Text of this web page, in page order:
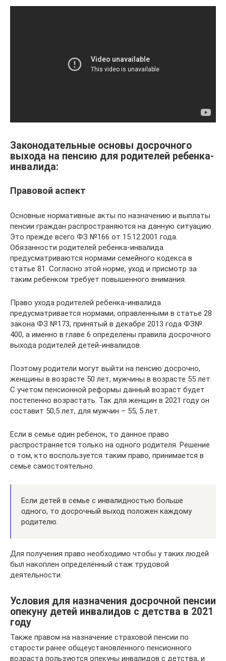
Законодательные основы досрочного
выхода на пенсию для родителей ребенка-
инвалида:
Правовой аспект
Основные нормативные акты по назначению и выплаты
пенсии граждан распространяются на данную ситуацию.
Это прежде всего ФЗ №166 от 15.12.2001 года.
Обязанности родителей ребенка-инвалида
предусматриваются нормами семейного кодекса в
статье 81. Согласно этой норме, уход и присмотр за
таким ребенком требует повышенного внимания.
Право ухода родителей ребенка-инвалида
предусматривается нормами, оправленными в статье 28
закона ФЗ №173, принятый в декабре 2013 года ФЗ№
400, а именно в главе 6 определены правила досрочного
выхода родителей детей-инвалидов.
Поэтому родители могут выйти на пенсию досрочно,
женщины в возрасте 50 лет, мужчины в возрасте 55 лет.
С учетом пенсионной реформы данный возраст будет
постепенно возрастать. Так для женщин в 2021 году он
составит 50,5 лет, для мужчин – 55, 5 лет.
Если в семье один ребенок, то данное право
распространяется только на одного родителя. Решение
о том, кто воспользуется таким право, принимается в
семье самостоятельно.
Если детей в семье с инвалидностью больше
одного, то досрочный выход положен каждому
родителю.
Для получения право необходимо чтобы у таких людей
был накоплен определённый стаж трудовой
деятельности.
Условия для назначения досрочной пенсии
опекуну детей инвалидов с детства в 2021
году
Также правом на назначение страховой пенсии по
старости ранее общеустановленного пенсионного
возраста пользуются опекуны инвалидов с детства, и